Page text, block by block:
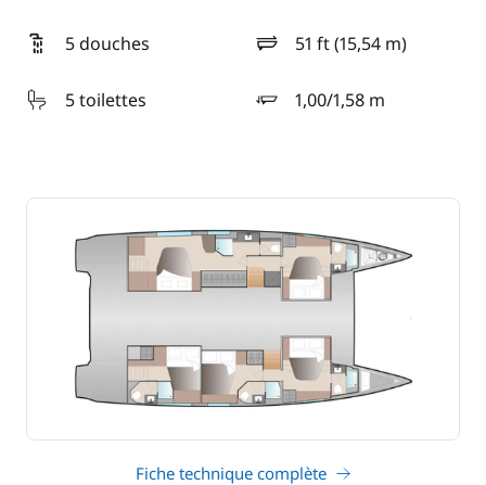
5 douches 51 ft (15,54 m)
longueur
5 toilettes
1,00/1,58 m
tirant d'eau
Fiche technique complète